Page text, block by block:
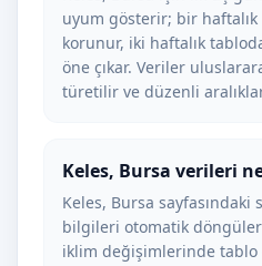
uyum gösterir; bir
korunur, iki haftalık
öne çıkar. Veriler
türetilir ve düzenli
Keles, Bursa verileri
Keles, Bursa sayfasındaki
bilgileri otomatik
iklim değişimlerinde tablo